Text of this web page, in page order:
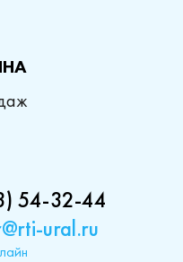
54-32-44
ural.ru